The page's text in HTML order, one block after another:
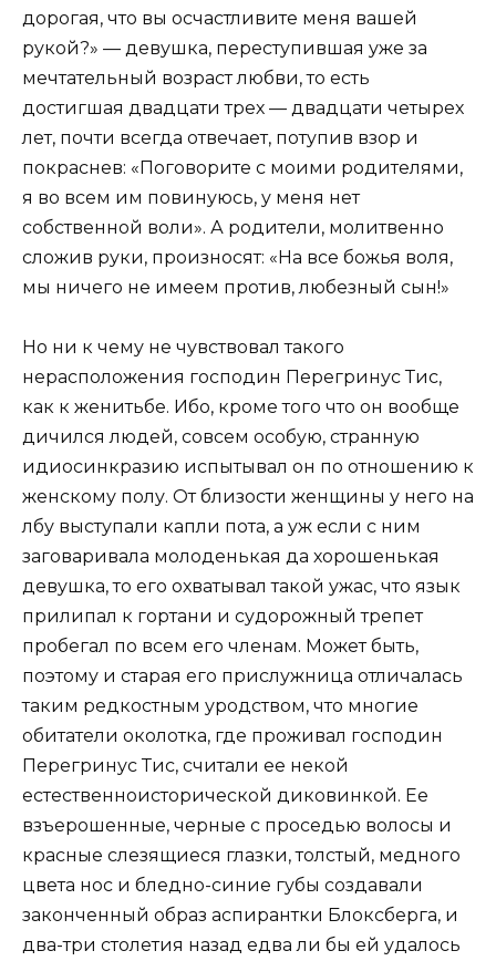
дорогая, что вы осчастливите меня вашей
рукой?» — девушка, переступившая уже за
мечтательный возраст любви, то есть
достигшая двадцати трех — двадцати четырех
лет, почти всегда отвечает, потупив взор и
покраснев: «Поговорите с моими родителями,
я во всем им повинуюсь, у меня нет
собственной воли». А родители, молитвенно
сложив руки, произносят: «На все божья воля,
мы ничего не имеем против, любезный сын!»
Но ни к чему не чувствовал такого
нерасположения господин Перегринус Тис,
как к женитьбе. Ибо, кроме того что он вообще
дичился людей, совсем особую, странную
идиосинкразию испытывал он по отношению к
женскому полу. От близости женщины у него на
лбу выступали капли пота, а уж если с ним
заговаривала молоденькая да хорошенькая
девушка, то его охватывал такой ужас, что язык
прилипал к гортани и судорожный трепет
пробегал по всем его членам. Может быть,
поэтому и старая его прислужница отличалась
таким редкостным уродством, что многие
обитатели околотка, где проживал господин
Перегринус Тис, считали ее некой
естественноисторической диковинкой. Ее
взъерошенные, черные с проседью волосы и
красные слезящиеся глазки, толстый, медного
цвета нос и бледно-синие губы создавали
законченный образ аспирантки Блоксберга, и
два-три столетия назад едва ли бы ей удалось